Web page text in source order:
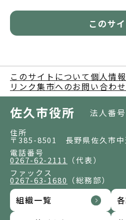
このサ
このサイトについて 個人情
リンク集市へのお問い合わせ
佐久市役所 法人番
住所
〒385-8501 長野県佐久市中
電話番号
0267-62-2111
（代表）
ファックス
0267-63-1680 （総務部）
組織一覧